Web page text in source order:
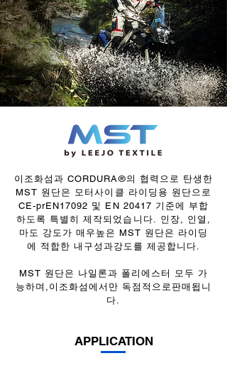
이조화섬과 CORDURA®의 협력으로 탄생한
MST 원단은 모터사이클 라이딩용 원단으로
CE-prEN17092 및 EN 20417 기준에 부합
하도록 특별히 제작되었습니다. 인장, 인열,
마도 강도가 매우높은 MST 원단은 라이딩
에 적합한 내구성과강도를 제공합니다.
MST 원단은 나일론과 폴리에스터 모두 가
능하며,이조화섬에서만 독점적으로판매됩니
다.
APPLICATION